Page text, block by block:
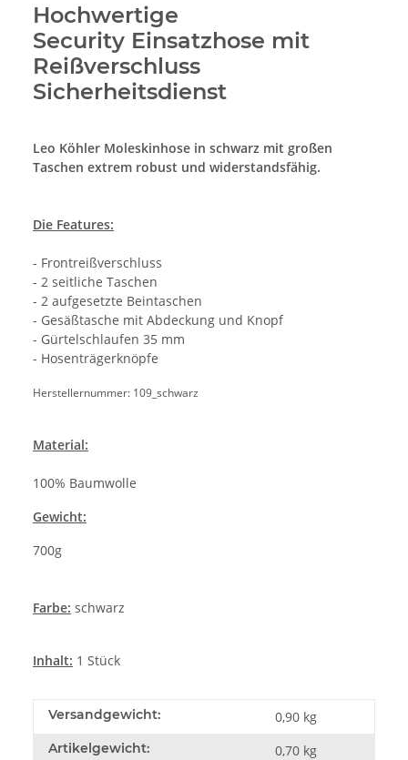
Hochwertige
Security Einsatzhose mit
Reißverschluss
Sicherheitsdienst
Leo Köhler Moleskinhose in schwarz mit großen
Taschen extrem robust und widerstandsfähig.
Die Features:
- Frontreißverschluss
- 2 seitliche Taschen
- 2 aufgesetzte Beintaschen
- Gesäßtasche mit Abdeckung und Knopf
- Gürtelschlaufen 35 mm
- Hosenträgerknöpfe
Herstellernummer: 109_schwarz
Material:
100% Baumwolle
Gewicht:
700g
Farbe: schwarz
Inhalt: 1 Stück
Versandgewicht: 0,90 kg
Artikelgewicht: 0,70 kg